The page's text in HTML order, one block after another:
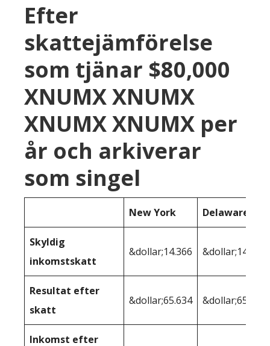
Efter
skattejämförelse
som tjänar $80,000
XNUMX XNUMX
XNUMX XNUMX per
år och arkiverar
som singel
New York Delaware
Skyldig
inkomstskatt
&dollar;14.366 &dollar;14.410
Resultat efter
skatt
&dollar;65.634 &dollar;65.590
Inkomst efter